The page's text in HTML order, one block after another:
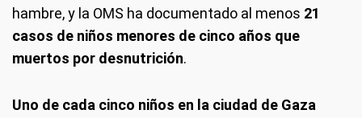
hambre, y la OMS ha documentado al menos 21
casos de niños menores de cinco años que
muertos por desnutrición.
Uno de cada cinco niños en la ciudad de Gaza